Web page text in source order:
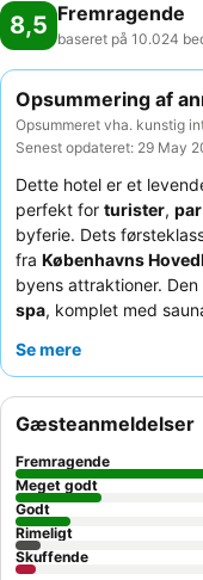
8,5 Fremragende
baseret på 10.024
Opsummering af
Opsummeret vha. kunstig
Senest opdateret: 29 May
Dette hotel er et
perfekt for turister, par
byferie. Dets
fra Københavns
byens attraktioner.
spa, komplet med
imødekommende og
overveje at booke et
gårdhavefor et mere
Se mere
Gæsteanmeldelser
Fremragende
Meget godt
Godt
Rimeligt
Skuffende